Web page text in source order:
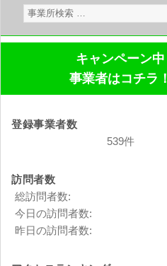
検
索:
キャンペーン中
事業者はコチラ！
登録事業者数
539件
訪問者数
総訪問者数:
今日の訪問者数:
昨日の訪問者数: